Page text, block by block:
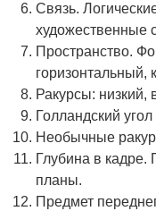
Связь.
художественные
Пространство.
горизонтальный,
Ракурсы: низкий,
Голландский
Необычные
Глубина в кадре.
планы.
Предмет